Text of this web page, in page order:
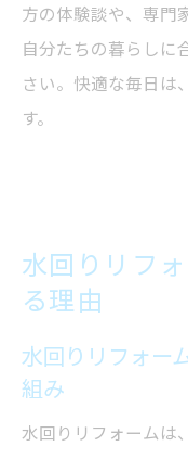
方の体験談や、専門
自分たちの暮らしに
さい。快適な毎日は
す。
水回りリフ
る理由
水回りリフォー
組み
水回りリフォームは